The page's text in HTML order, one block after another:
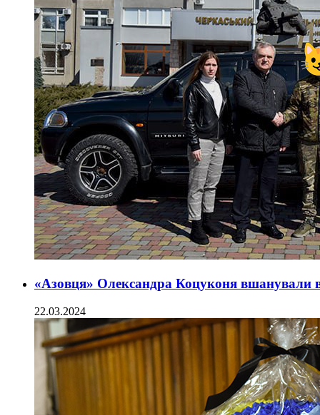
«Азовця» Олександра Коцуконя вшанували
22.03.2024